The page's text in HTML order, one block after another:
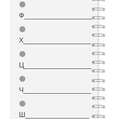
⚫
Ф_________________
⚫
Х_________________
⚫
Ц_________________
⚫
Ч_________________
⚫
Ш________________